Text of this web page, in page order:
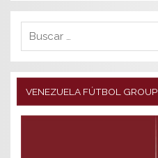
VENEZUELA FÚTBOL GROUP